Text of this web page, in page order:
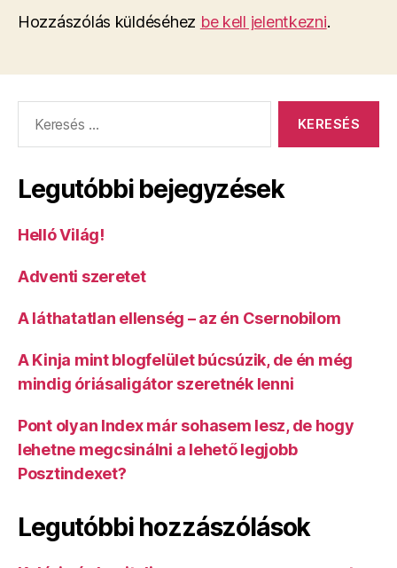
Hozzászólás küldéséhez be kell jelentkezni.
Legutóbbi bejegyzések
Helló Világ!
Adventi szeretet
A láthatatlan ellenség – az én Csernobilom
A Kinja mint blogfelület búcsúzik, de én még
mindig óriásaligátor szeretnék lenni
Pont olyan Index már sohasem lesz, de hogy
lehetne megcsinálni a lehető legjobb
Posztindexet?
Legutóbbi hozzászólások